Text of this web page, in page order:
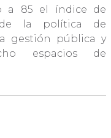
a 85 el índice de
de la política de
gestión pública y
espacios de